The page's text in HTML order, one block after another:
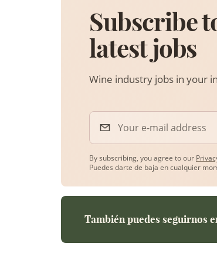
Subscribe
latest jobs
Wine industry jobs in your
Your e-mail address
By subscribing, you agree to our
Puedes darte de baja en cualquier
También puedes seguirnos